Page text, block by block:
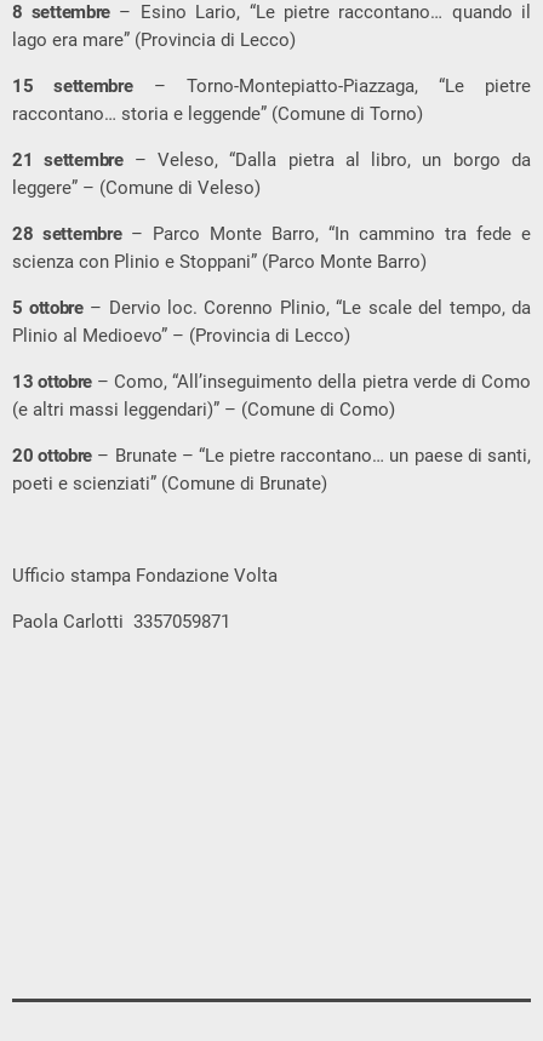
8 settembre – Esino Lario, “Le pietre raccontano… quando il
lago era mare” (Provincia di Lecco)
15 settembre– Torno-Montepiatto-Piazzaga, “Le pietre
raccontano… storia e leggende” (Comune di Torno)
21 settembre– Veleso, “Dalla pietra al libro, un borgo da
leggere” – (Comune di Veleso)
28 settembre– Parco Monte Barro, “In cammino tra fede e
scienza con Plinio e Stoppani” (Parco Monte Barro)
5 ottobre– Dervio loc. Corenno Plinio, “Le scale del tempo, da
Plinio al Medioevo” – (Provincia di Lecco)
13 ottobre – Como, “All’inseguimento della pietra verde di Como
(e altri massi leggendari)” – (Comune di Como)
20 ottobre – Brunate – “Le pietre raccontano… un paese di santi,
poeti e scienziati” (Comune di Brunate)
Ufficio stampa Fondazione Volta
Paola Carlotti 3357059871